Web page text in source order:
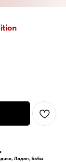
Ладан, Бобы